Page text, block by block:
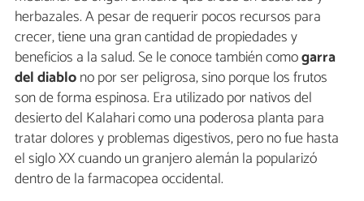
herbazales. A pesar de requerir pocos recursos para
crecer, tiene una gran cantidad de propiedades y
beneficios a la salud. Se le conoce también comogarra
del diablono por ser peligrosa, sino porque los frutos
son de forma espinosa. Era utilizado por nativos del
desierto del Kalahari como una poderosa planta para
tratar dolores y problemas digestivos, pero no fue hasta
el siglo XX cuando un granjero alemán la popularizó
dentro de la farmacopea occidental.